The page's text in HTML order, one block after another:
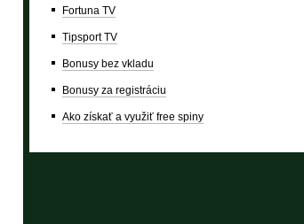
Fortuna TV
Tipsport TV
Bonusy bez vkladu
Bonusy za registráciu
Ako získať a využiť free spiny